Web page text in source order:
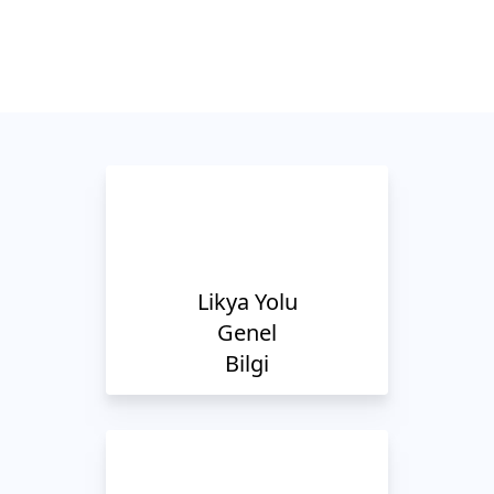
Likya Yolu
Genel
Bilgi